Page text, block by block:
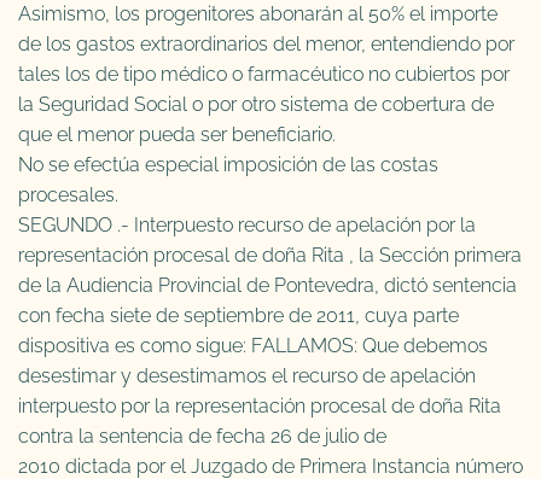
Asimismo, los progenitores abonarán al 50% el importe
de los gastos extraordinarios del menor, entendiendo por
tales los de tipo médico o farmacéutico no cubiertos por
la Seguridad Social o por otro sistema de cobertura de
que el menor pueda ser beneficiario.
No se efectúa especial imposición de las costas
procesales.
SEGUNDO .- Interpuesto recurso de apelación por la
representación procesal de doña Rita , la Sección primera
de la Audiencia Provincial de Pontevedra, dictó sentencia
con fecha siete de septiembre de 2011, cuya parte
dispositiva es como sigue: FALLAMOS: Que debemos
desestimar y desestimamos el recurso de apelación
interpuesto por la representación procesal de doña Rita
contra la sentencia de fecha 26 de julio de
2010 dictada por el Juzgado de Primera Instancia número